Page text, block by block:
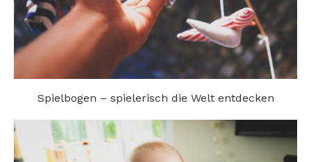
Spielbogen – spielerisch die Welt entdecken